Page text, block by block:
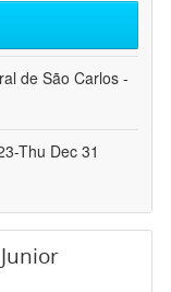
de São Carlos -
Thu Dec 31